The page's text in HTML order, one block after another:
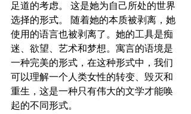
足道的考虑。 这是她为自己所处的世界
选择的形式。 随着她的本质被剥离，她
使用的语言也被剥离了。她的工具是痴
迷、欲望、艺术和梦想。寓言的语境是
一种完美的形式，在这种形式中，我们
可以理解一个人类女性的转变、毁灭和
重生，这是一种只有伟大的文学才能唤
起的不同形式。